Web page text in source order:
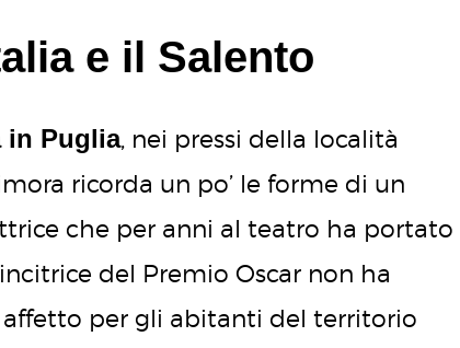
e il Salento
in Puglia, nei pressi della località
ricorda un po’ le forme di un
che per anni al teatro ha portato
del Premio Oscar non ha
per gli abitanti del territorio